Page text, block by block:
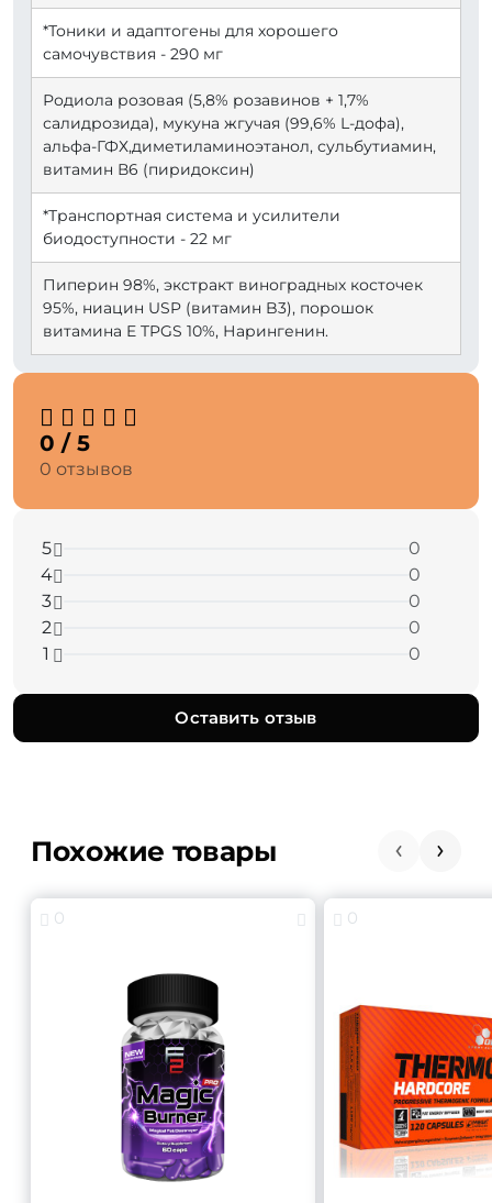
*Тоники и адаптогены для хорошего
самочувствия - 290 мг
Родиола розовая (5,8% розавинов + 1,7%
салидрозида), мукуна жгучая (99,6% L-дофа),
альфа-ГФХ,диметиламиноэтанол, сульбутиамин,
витамин В6 (пиридоксин)
*Транспортная система и усилители
биодоступности - 22 мг
Пиперин 98%, экстракт виноградных косточек
95%, ниацин USP (витамин B3), порошок
витамина E TPGS 10%, Нарингенин.
0 / 5
0 отзывов
5
0
4
0
3
0
2
0
1
0
Оставить отзыв
Похожие товары
0 0